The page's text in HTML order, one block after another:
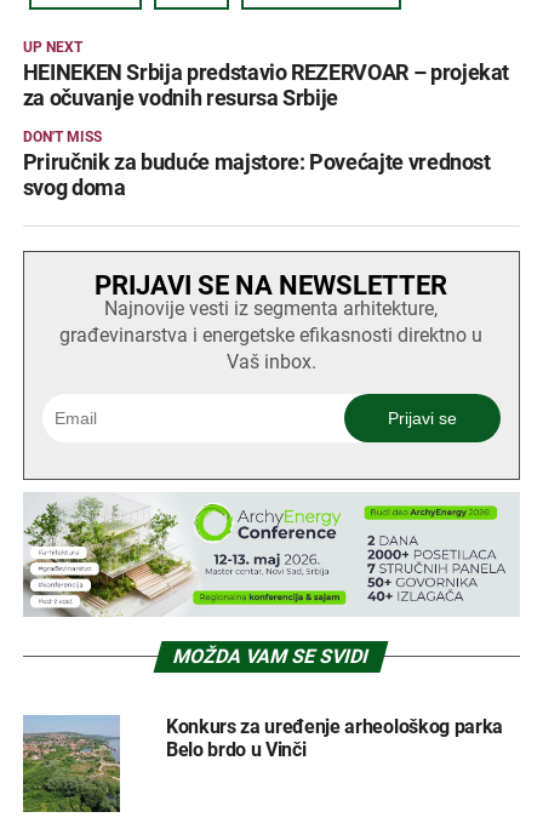
UP NEXT
HEINEKEN Srbija predstavio REZERVOAR – projekat
za očuvanje vodnih resursa Srbije
DON'T MISS
Priručnik za buduće majstore: Povećajte vrednost
svog doma
PRIJAVI SE NA NEWSLETTER
Najnovije vesti iz segmenta arhitekture,
građevinarstva i energetske efikasnosti direktno u
Vaš inbox.
MOŽDA VAM SE SVIDI
Konkurs za uređenje arheološkog parka
Belo brdo u Vinči